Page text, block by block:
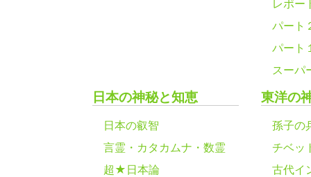
レポー
パート
パー
スーパ
日本の神秘と知恵
日本の叡智
言霊・カタカムナ・数霊
超★日本論
東洋の
孫子の
チベッ
古代イ